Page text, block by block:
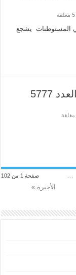
المستوطنات يشجع
صفحة 1 من 102
...
الأخيرة »